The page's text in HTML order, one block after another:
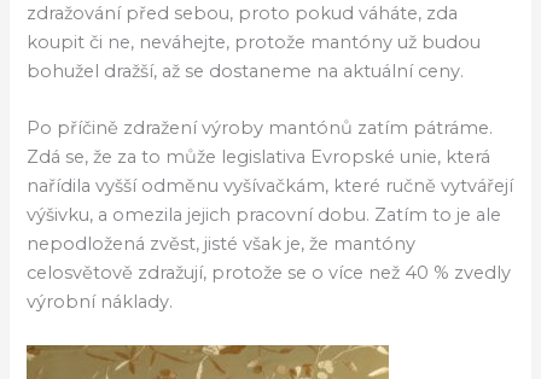
zdražování před sebou, proto pokud váháte, zda
koupit či ne, neváhejte, protože mantóny už budou
bohužel dražší, až se dostaneme na aktuální ceny.
Po příčině zdražení výroby mantónů zatím pátráme.
Zdá se, že za to může legislativa Evropské unie, která
nařídila vyšší odměnu vyšívačkám, které ručně vytvářejí
výšivku, a omezila jejich pracovní dobu. Zatím to je ale
nepodložená zvěst, jisté však je, že mantóny
celosvětově zdražují, protože se o více než 40 % zvedly
výrobní náklady.